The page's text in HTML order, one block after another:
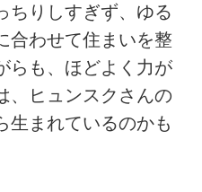
ちりしすぎず、ゆる
合わせて住まいを整
らも、ほどよく力が
、ヒュンスクさんの
生まれているのかも